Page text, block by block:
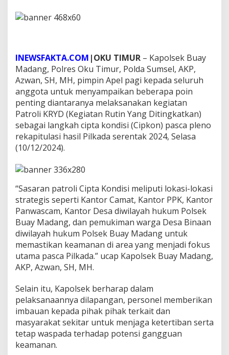
a
m
k
a
A
n
g
g
o
a
t
k
J
g
a
S
t
u
a
s
K
a
m
t
i
b
INEWSFAKTA.COM |OKU TIMUR – Kapolsek Buay
Madang, Polres Oku Timur, Polda Sumsel, AKP,
Azwan, SH, MH, pimpin Apel pagi kepada seluruh
anggota untuk menyampaikan beberapa poin
penting diantaranya melaksanakan kegiatan
Patroli KRYD (Kegiatan Rutin Yang Ditingkatkan)
sebagai langkah cipta kondisi (Cipkon) pasca pleno
rekapitulasi hasil Pilkada serentak 2024, Selasa
(10/12/2024).
“Sasaran patroli Cipta Kondisi meliputi lokasi-lokasi
strategis seperti Kantor Camat, Kantor PPK, Kantor
Panwascam, Kantor Desa diwilayah hukum Polsek
Buay Madang, dan pemukiman warga Desa Binaan
diwilayah hukum Polsek Buay Madang untuk
memastikan keamanan di area yang menjadi fokus
utama pasca Pilkada.” ucap Kapolsek Buay Madang,
AKP, Azwan, SH, MH.
Selain itu, Kapolsek berharap dalam
pelaksanaannya dilapangan, personel memberikan
imbauan kepada pihak pihak terkait dan
masyarakat sekitar untuk menjaga ketertiban serta
tetap waspada terhadap potensi gangguan
keamanan.